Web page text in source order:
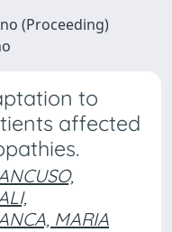
(Proceeding)
to
affected
MARIA